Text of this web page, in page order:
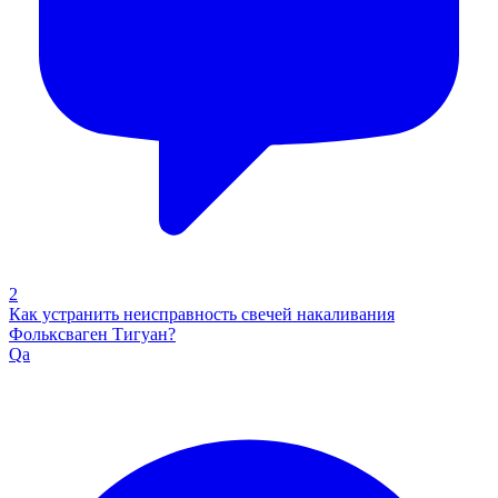
2
Как устранить неисправность свечей накаливания
Фольксваген Тигуан?
Qa